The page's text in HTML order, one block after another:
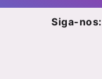
Siga-nos: